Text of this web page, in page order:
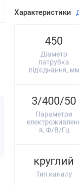
Характеристики
450
Діаметр
патрубка
під'єднання, мм
3/400/50
Параметри
я, Ф/В/Гц
круглий
Тип каналу